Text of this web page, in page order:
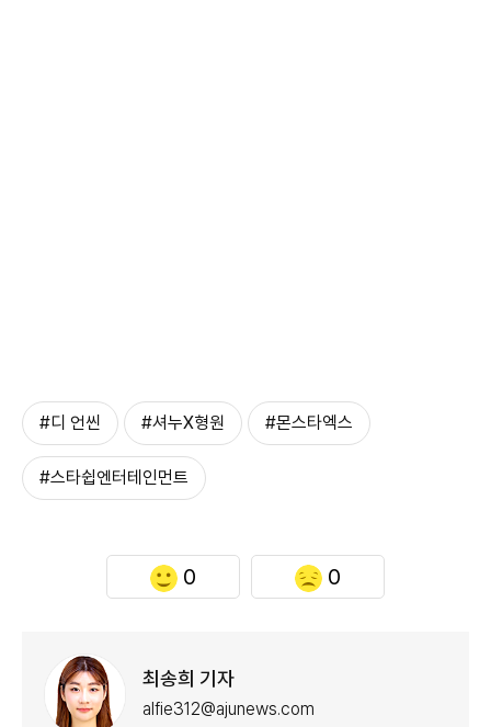
#디 언씬 #셔누X형원 #몬스타엑스
#스타쉽엔터테인먼트
0 0
최송희 기자
alfie312@ajunews.com